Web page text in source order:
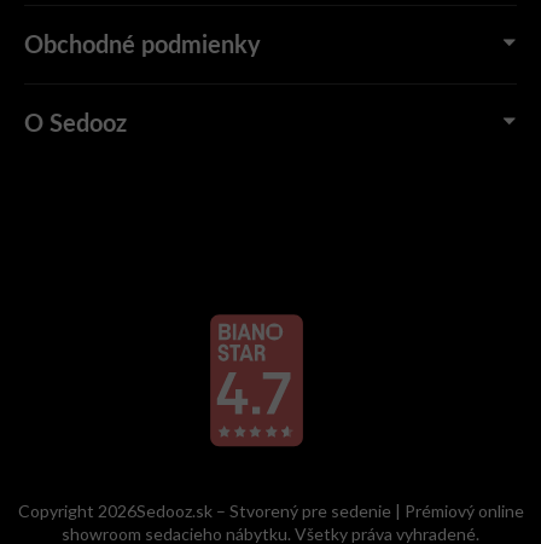
Obchodné podmienky
O Sedooz
Copyright 2026Sedooz.sk – Stvorený pre sedenie | Prémiový online
showroom sedacieho nábytku. Všetky práva vyhradené.